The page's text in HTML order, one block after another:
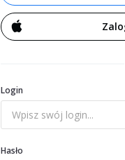
Login
Hasło